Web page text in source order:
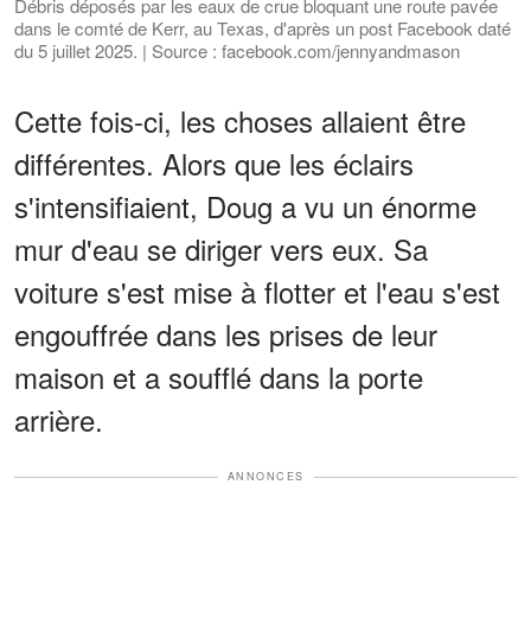
Débris déposés par les eaux de crue bloquant une route pavée
dans le comté de Kerr, au Texas, d'après un post Facebook daté
du 5 juillet 2025. | Source : facebook.com/jennyandmason
Cette fois-ci, les choses allaient être
différentes. Alors que les éclairs
s'intensifiaient, Doug a vu un énorme
mur d'eau se diriger vers eux. Sa
voiture s'est mise à flotter et l'eau s'est
engouffrée dans les prises de leur
maison et a soufflé dans la porte
arrière.
ANNONCES